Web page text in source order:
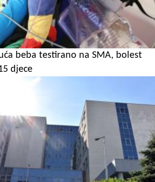
beba testirano na SMA, bolest
djece